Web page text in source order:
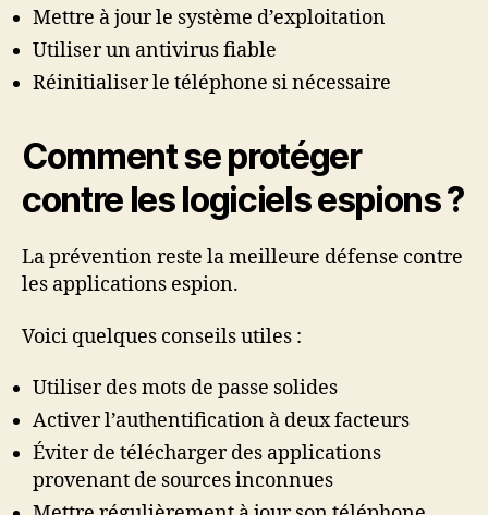
Mettre à jour le système d’exploitation
Utiliser un antivirus fiable
Réinitialiser le téléphone si nécessaire
Comment se protéger
contre les logiciels espions ?
La prévention reste la meilleure défense contre
les applications espion.
Voici quelques conseils utiles :
Utiliser des mots de passe solides
Activer l’authentification à deux facteurs
Éviter de télécharger des applications
provenant de sources inconnues